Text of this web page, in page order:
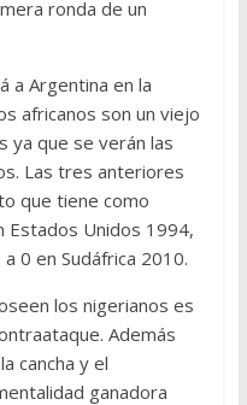
ronda de un
a Argentina en la
africanos son un viejo
ya que se verán las
Las tres anteriores
que tiene como
Estados Unidos 1994,
0 en Sudáfrica 2010.
los nigerianos es
Además
cancha y el
ganadora